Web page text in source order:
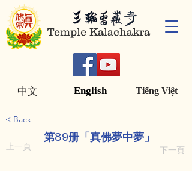
Temple Kalachakra
English Tiếng Việt
中文
< Back
第89册「真佛夢中夢」
上一頁 下一頁